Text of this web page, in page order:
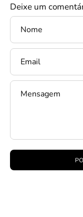
Deixe um
Nome
Email
Mensagem